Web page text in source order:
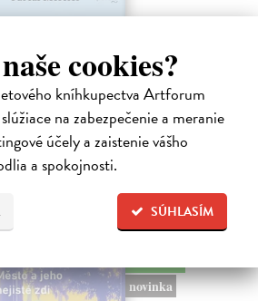
cookies?
kníhkupectva Artforum
na zabezpečenie a meranie
účely a zaistenie vášho
a spokojnosti.
SÚHLASÍM
filozofického rozprávania. Romány
Váha slov podnietili milióny čitateľov k
témami, ako sú identita, sloboda, čas či…
novinka